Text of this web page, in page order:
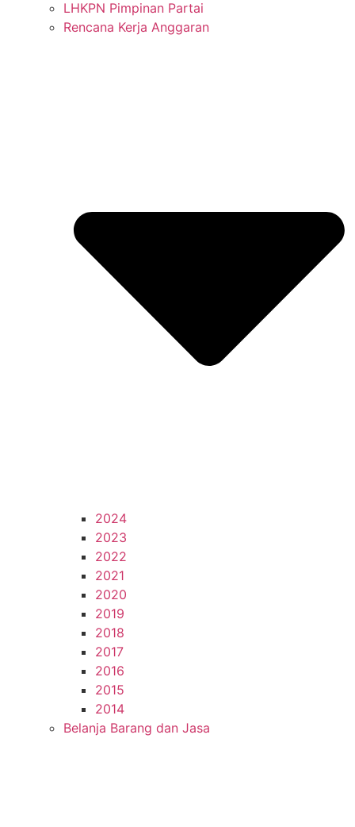
LHKPN Pimpinan Partai
Rencana Kerja Anggaran
2024
2023
2022
2021
2020
2019
2018
2017
2016
2015
2014
Belanja Barang dan Jasa